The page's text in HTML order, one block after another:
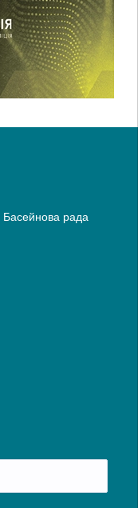
Басейнова рада